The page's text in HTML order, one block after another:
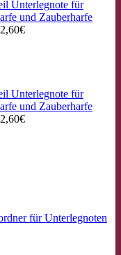
2,60€
2,60€
für Unterlegnoten